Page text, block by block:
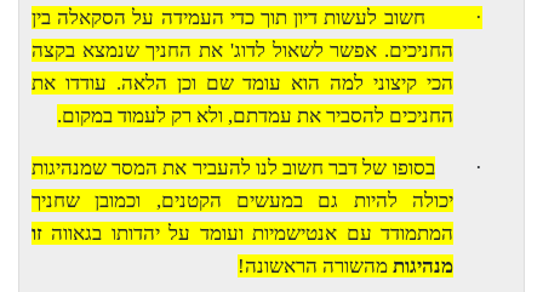
·
חשוב לעשות דיון תוך כדי העמידה על הסקאלה בין
החניכים. אפשר לשאול לדוג' את החניך שנמצא בקצה
הכי קיצוני למה הוא עומד שם וכן הלאה. עודדו את
החניכים להסביר את עמדתם, ולא רק לעמוד במקום.
·
בסופו של דבר חשוב לנו להעביר את המסר שמנהיגות
יכולה להיות גם במעשים הקטנים, וכמובן שחניך
המתמודד עם אנטישמיות ועומד על יהדותו בגאווה זו
מנהיגות מהשורה הראשונה!